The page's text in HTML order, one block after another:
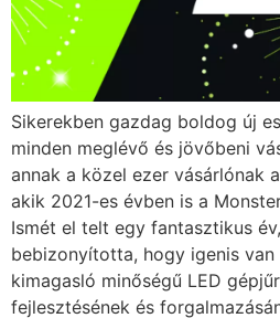
Sikerekben gazdag boldog új
minden meglévő és jövőbeni
annak a közel ezer vásárlónak
akik 2021-es évben is a
Ismét el telt egy fantasztikus
bebizonyította, hogy igenis
kimagasló minőségű LED
fejlesztésének és